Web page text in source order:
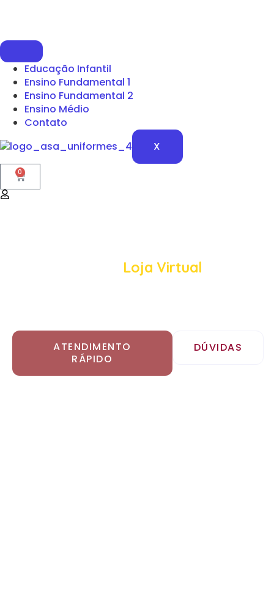
Educação Infantil
Ensino Fundamental 1
Ensino Fundamental 2
Ensino Médio
Contato
X
0
Loja Virtual
ATENDIMENTO
RÁPIDO
DÚVIDAS